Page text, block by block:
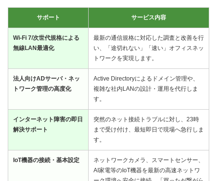
サポート サービス内容
Wi-Fi 7/次世代規格による
無線LAN最適化
最新の通信規格に対応した調査と改善を行
い、「途切れない」「速い」オフィスネッ
トワークを実現します。
法人向けADサーバ・ネッ
トワーク管理の高度化
Active Directoryによるドメイン管理や、
複雑な社内LANの設計・運用を代行しま
す。
インターネット障害の即日
解決サポート
突然のネット接続トラブルに対し、23時
まで受け付け、最短即日で現場へ急行しま
す。
IoT機器の接続・基本設定
ネットワークカメラ、スマートセンサー、
AI家電等のIoT機器を最新の高速ネットワ